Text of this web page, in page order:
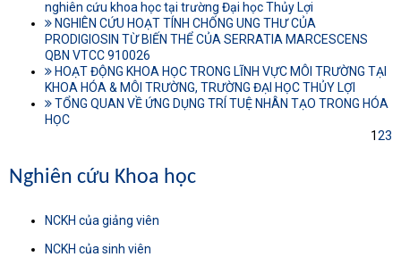
nghiên cứu khoa học tại trường Đại học Thủy Lợi
NGHIÊN CỨU HOẠT TÍNH CHỐNG UNG THƯ CỦA
PRODIGIOSIN TỪ BIẾN THỂ CỦA SERRATIA MARCESCENS
QBN VTCC 910026
HOẠT ĐỘNG KHOA HỌC TRONG LĨNH VỰC MÔI TRƯỜNG TẠI
KHOA HÓA & MÔI TRƯỜNG, TRƯỜNG ĐẠI HỌC THỦY LỢI
TỔNG QUAN VỀ ỨNG DỤNG TRÍ TUỆ NHÂN TẠO TRONG HÓA
HỌC
123
Nghiên cứu Khoa học
NCKH của giảng viên
NCKH của sinh viên